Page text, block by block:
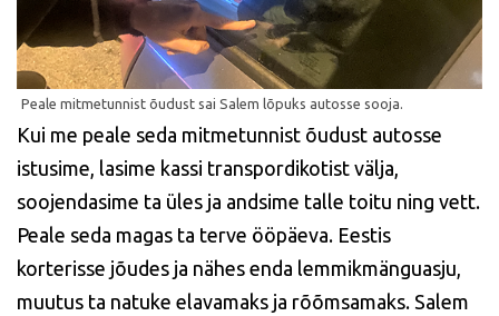
Kui me peale seda mitmetunnist õudust autosse
istusime, lasime kassi transpordikotist välja,
soojendasime ta üles ja andsime talle toitu ning vett.
Peale seda magas ta terve ööpäeva. Eestis
korterisse jõudes ja nähes enda lemmikmänguasju,
muutus ta natuke elavamaks ja rõõmsamaks. Salem